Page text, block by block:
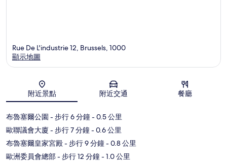
地圖
Rue De L'industrie 12, Brussels, 1000
顯示地圖
附近景點 附近交通 餐廳
布魯塞爾公園 - 步行 6 分鐘- 0.5 公里
歐聯議會大廈 - 步行 7 分鐘- 0.6 公里
布魯塞爾皇家宮殿- 步行 9 分鐘- 0.8 公里
歐洲委員會總部- 步行 12 分鐘- 1.0 公里